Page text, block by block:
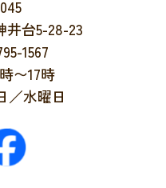
井台5-28-23
1567
〜17時
／水曜日